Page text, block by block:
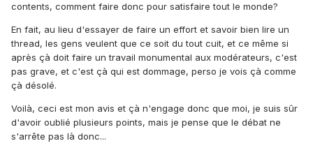
contents, comment faire donc pour satisfaire tout le monde?
En fait, au lieu d'essayer de faire un effort et savoir bien lire un
thread, les gens veulent que ce soit du tout cuit, et ce même si
après çà doit faire un travail monumental aux modérateurs, c'est
pas grave, et c'est çà qui est dommage, perso je vois çà comme
çà désolé.
Voilà, ceci est mon avis et çà n'engage donc que moi, je suis sûr
d'avoir oublié plusieurs points, mais je pense que le débat ne
s'arrête pas là donc...